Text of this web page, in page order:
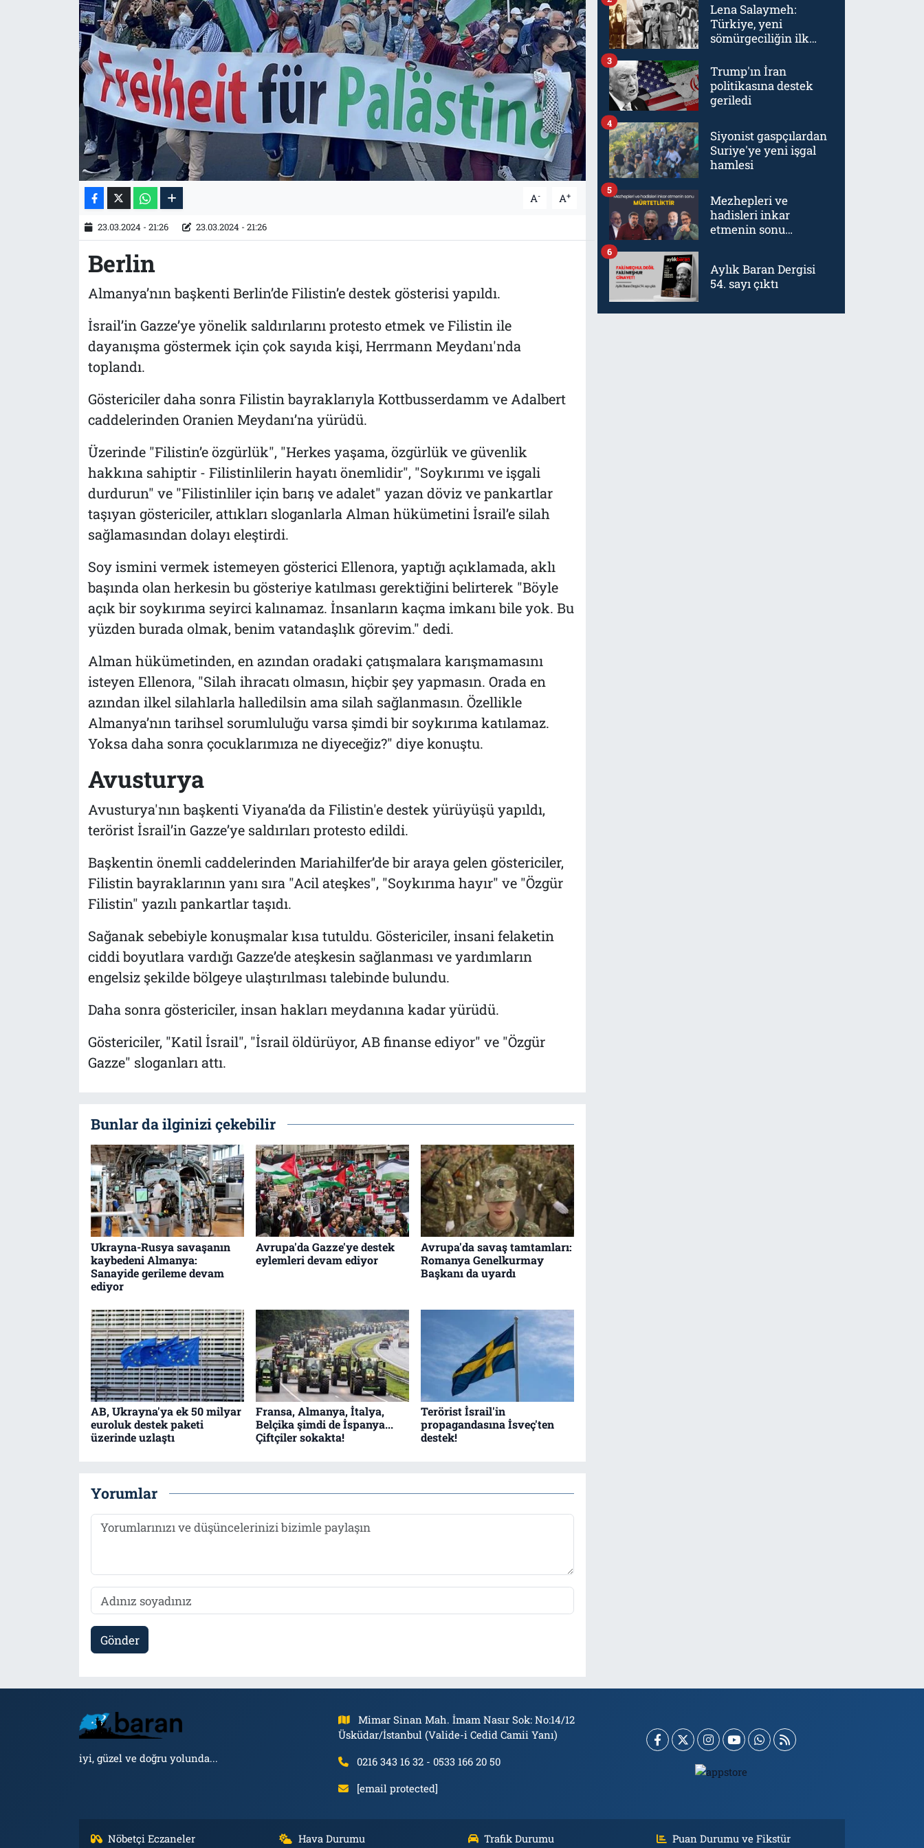
A- A+
23.03.2024 - 21:26 23.03.2024 - 21:26
Berlin
Almanya’nın başkenti Berlin’de Filistin’e destek gösterisi yapıldı.
İsrail’in Gazze’ye yönelik saldırılarını protesto etmek ve Filistin ile
dayanışma göstermek için çok sayıda kişi, Herrmann Meydanı'nda
toplandı.
Göstericiler daha sonra Filistin bayraklarıyla Kottbusserdamm ve Adalbert
caddelerinden Oranien Meydanı’na yürüdü.
Üzerinde "Filistin’e özgürlük", "Herkes yaşama, özgürlük ve güvenlik
hakkına sahiptir - Filistinlilerin hayatı önemlidir", "Soykırımı ve işgali
durdurun" ve "Filistinliler için barış ve adalet" yazan döviz ve pankartlar
taşıyan göstericiler, attıkları sloganlarla Alman hükümetini İsrail’e silah
sağlamasından dolayı eleştirdi.
Soy ismini vermek istemeyen gösterici Ellenora, yaptığı açıklamada, aklı
başında olan herkesin bu gösteriye katılması gerektiğini belirterek "Böyle
açık bir soykırıma seyirci kalınamaz. İnsanların kaçma imkanı bile yok. Bu
yüzden burada olmak, benim vatandaşlık görevim." dedi.
Alman hükümetinden, en azından oradaki çatışmalara karışmamasını
isteyen Ellenora, "Silah ihracatı olmasın, hiçbir şey yapmasın. Orada en
azından ilkel silahlarla halledilsin ama silah sağlanmasın. Özellikle
Almanya’nın tarihsel sorumluluğu varsa şimdi bir soykırıma katılamaz.
Yoksa daha sonra çocuklarımıza ne diyeceğiz?" diye konuştu.
Avusturya
Avusturya'nın başkenti Viyana’da da Filistin'e destek yürüyüşü yapıldı,
terörist İsrail’in Gazze’ye saldırıları protesto edildi.
Başkentin önemli caddelerinden Mariahilfer’de bir araya gelen göstericiler,
Filistin bayraklarının yanı sıra "Acil ateşkes", "Soykırıma hayır" ve "Özgür
Filistin" yazılı pankartlar taşıdı.
Sağanak sebebiyle konuşmalar kısa tutuldu. Göstericiler, insani felaketin
ciddi boyutlara vardığı Gazze’de ateşkesin sağlanması ve yardımların
engelsiz şekilde bölgeye ulaştırılması talebinde bulundu.
Daha sonra göstericiler, insan hakları meydanına kadar yürüdü.
Göstericiler, "Katil İsrail", "İsrail öldürüyor, AB finanse ediyor" ve "Özgür
Gazze" sloganları attı.
Bunlar da ilginizi çekebilir
Ukrayna-Rusya savaşanın
kaybedeni Almanya:
Sanayide gerileme devam
ediyor
Avrupa'da Gazze'ye destek
eylemleri devam ediyor
Avrupa'da savaş tamtamları:
Romanya Genelkurmay
Başkanı da uyardı
AB, Ukrayna'ya ek 50 milyar
euroluk destek paketi
üzerinde uzlaştı
Fransa, Almanya, İtalya,
Belçika şimdi de İspanya...
Çiftçiler sokakta!
Terörist İsrail'in
propagandasına İsveç'ten
destek!
Yorumlar
Gönder
Lena Salaymeh:
Türkiye, yeni
sömürgeciliğin ilk
Trump'ın İran
politikasına destek
geriledi
3
Siyonist gaspçılardan
Suriye'ye yeni işgal
hamlesi
4
Mezhepleri ve
hadisleri inkar
etmenin sonu
5
Aylık Baran Dergisi
54. sayı çıktı
6
iyi, güzel ve doğru yolunda...
Mimar Sinan Mah. İmam Nasır Sok: No:14/12
Üsküdar/İstanbul (Valide-i Cedid Camii Yanı)
0216 343 16 32 - 0533 166 20 50
[email protected]
Nöbetçi Eczaneler Hava Durumu Trafik Durumu Puan Durumu ve Fikstür
İletişim